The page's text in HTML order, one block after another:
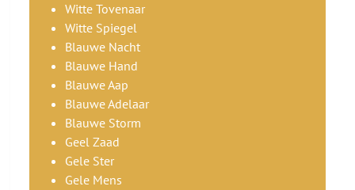
Witte Tovenaar
Witte Spiegel
Blauwe Nacht
Blauwe Hand
Blauwe Aap
Blauwe Adelaar
Blauwe Storm
Geel Zaad
Gele Ster
Gele Mens